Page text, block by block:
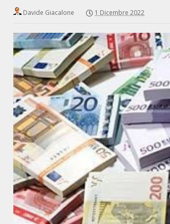
Davide Giacalone 1 Dicembre 2022